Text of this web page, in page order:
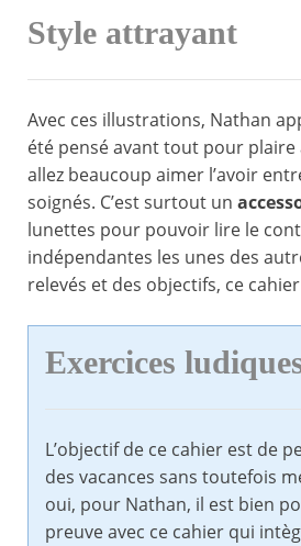
Style attrayant
Avec ces illustrations, Nathan
été pensé avant tout pour plaire
allez beaucoup aimer l’avoir
soignés. C’est surtout un
lunettes pour pouvoir lire le
indépendantes les unes des
relevés et des objectifs, ce
Exercices
L’objectif de ce cahier est de
des vacances sans toutefois
oui, pour Nathan, il est bien
preuve avec ce cahier qui